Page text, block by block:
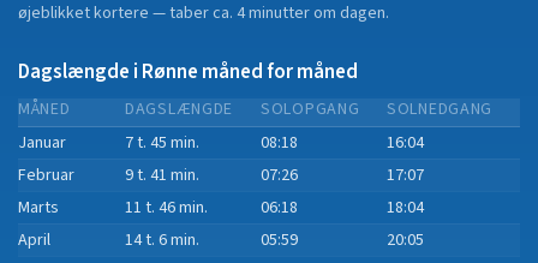
øjeblikketkortere —taberca. 4minutterom dagen.
Dagslængde i Rønne måned for måned
MÅNED DAGSLÆNGDE SOLOPGANG
SOLNEDGANG
Januar
7 t. 45 min. 08:18
16:04
Februar
9 t. 41 min. 07:26
17:07
Marts
11 t. 46 min. 06:18
18:04
April
14 t. 6 min. 05:59
20:05